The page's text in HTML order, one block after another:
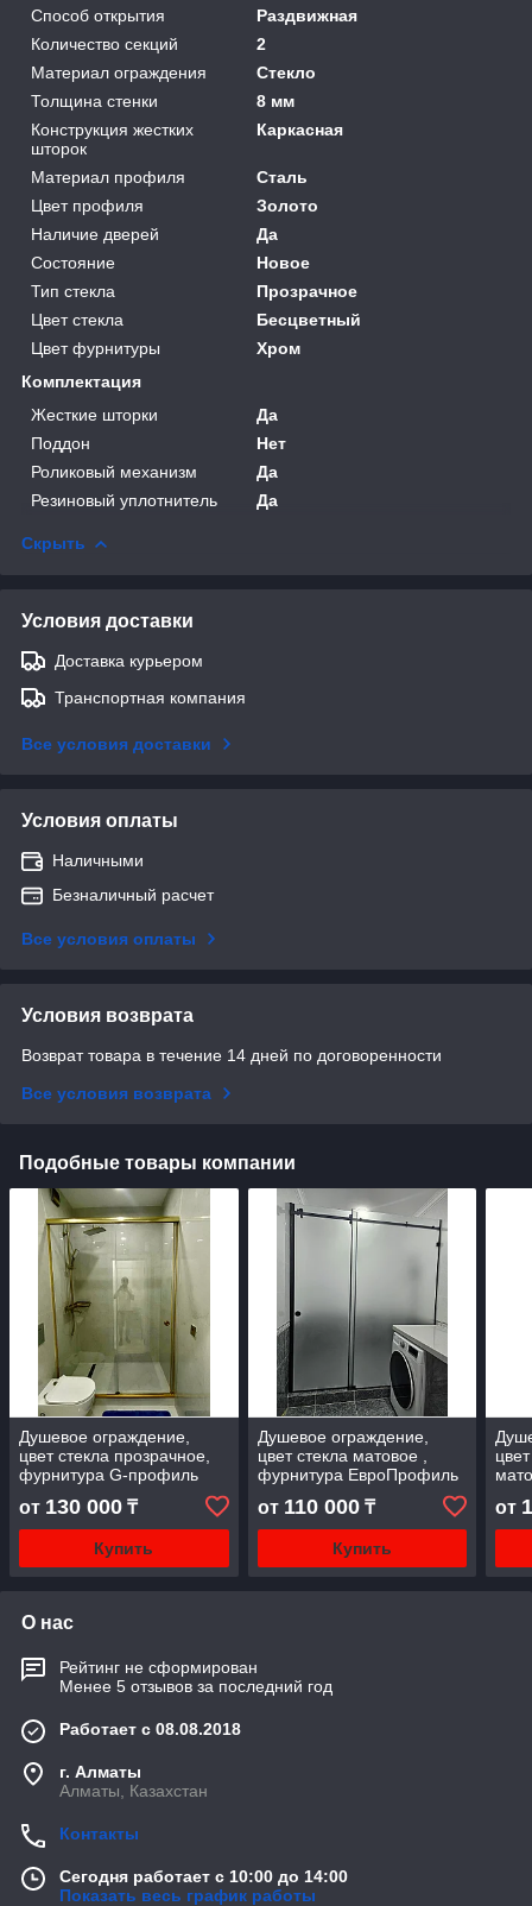
Способ открытия
Раздвижная
Количество секций
2
Материал ограждения
Стекло
Толщина стенки
8 мм
Конструкция жестких
шторок
Каркасная
Материал профиля
Сталь
Цвет профиля
Золото
Наличие дверей
Да
Состояние
Новое
Тип стекла
Прозрачное
Цвет стекла
Бесцветный
Цвет фурнитуры
Хром
Комплектация
Жесткие шторки
Да
Поддон
Нет
Роликовый механизм
Да
Резиновый уплотнитель
Да
Скрыть
Условия доставки
Доставка курьером
Транспортная компания
Все условия доставки
Условия оплаты
Наличными
Безналичный расчет
Все условия оплаты
Условия возврата
Возврат товара в течение 14 дней по договоренности
Все условия возврата
Подобные товары компании
Душевое ограждение,
цвет стекла прозрачное,
фурнитура G-профиль
от 130 000 ₸
Купить
Душевое ограждение,
цвет стекла матовое ,
фурнитура ЕвроПрофиль
от 110 000₸
Купить
от
О нас
Рейтинг не сформирован
Менее 5 отзывов за последний год
Работает с 08.08.2018
г. Алматы
Алматы, Казахстан
Контакты
Сегодня работает с 10:00 до 14:00
Показать весь график работы